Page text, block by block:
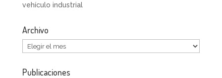
vehículo industrial
Archivo
Archivo
Publicaciones